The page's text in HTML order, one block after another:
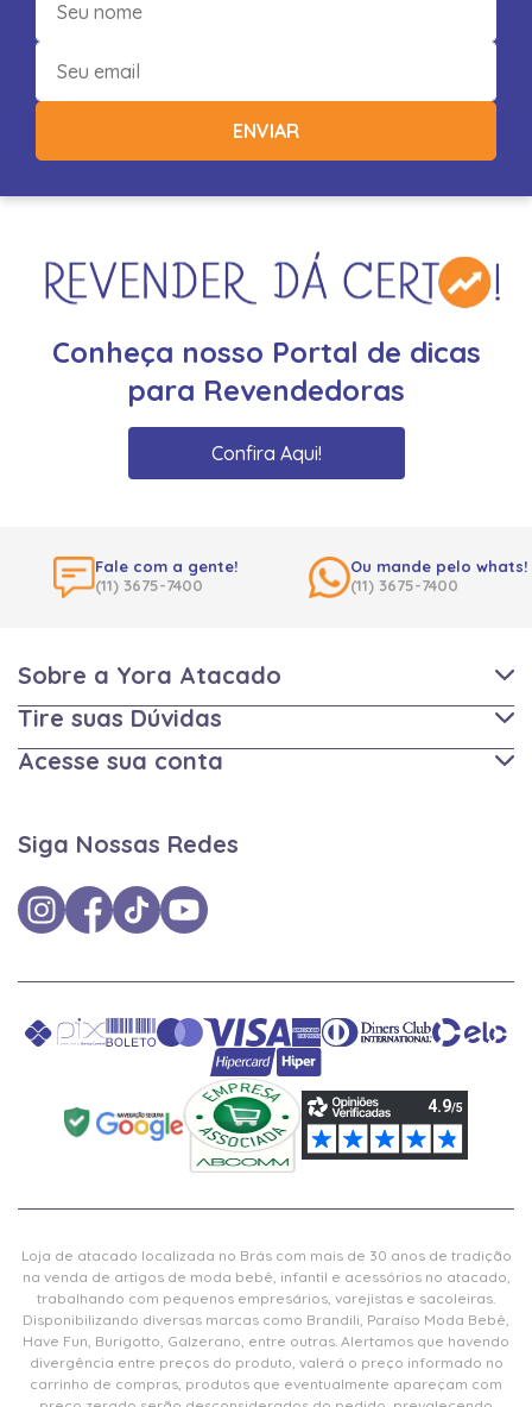
ENVIAR
Conheça nosso Portal de dicas
para Revendedoras
Confira Aqui!
Fale com a gente!
(11) 3675-7400
Ou mande pelo whats!
(11) 3675-7400
Sobre a Yora Atacado
Tire suas Dúvidas
Acesse sua conta
Siga Nossas Redes
Loja de atacado localizada no Brás com mais de 30 anos de tradição
na venda de artigos de moda bebê, infantil e acessórios no atacado,
trabalhando com pequenos empresários, varejistas e sacoleiras.
Disponibilizando diversas marcas como Brandili, Paraíso Moda Bebê,
Have Fun, Burigotto, Galzerano, entre outras. Alertamos que havendo
divergência entre preços do produto, valerá o preço informado no
carrinho de compras, produtos que eventualmente apareçam com